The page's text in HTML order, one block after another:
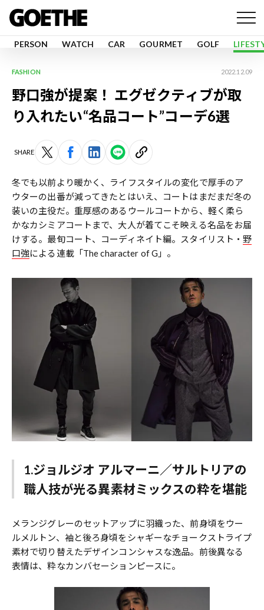
PERSON WATCH CAR GOURMET GOLF
FASHION 2022.12.09
野口強が提案！ エグゼクティブが取
り入れたい“名品コート”コーデ6選
SHARE
冬でも以前より暖かく、ライフスタイルの変化で厚手のア
ウターの出番が減ってきたとはいえ、コートはまだまだ冬の
装いの主役だ。重厚感のあるウールコートから、軽く柔ら
かなカシミアコートまで、大人が着てこそ映える名品をお届
けする。最旬コート、コーディネイト編。スタイリスト・ 野
口強による連載「The character of G」。
1.ジョルジオ アルマーニ／サルトリアの
職人技が光る異素材ミックスの粋を堪能
メランジグレーのセットアップに羽織った、前身頃をウー
ルメルトン、袖と後ろ身頃をシャギーなチョークストライプ
素材で切り替えたデザインコンシャスな逸品。前後異なる
表情は、粋なカンバセーションピースに。